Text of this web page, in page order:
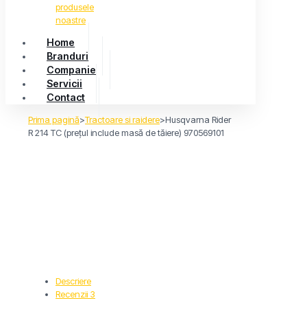
produsele
noastre
Home
Branduri
Companie
Servicii
Contact
Prima pagină>Tractoare si raidere>Husqvarna Rider
R 214 TC (prețul include masă de tăiere) 970569101
Descriere
Recenzii 3